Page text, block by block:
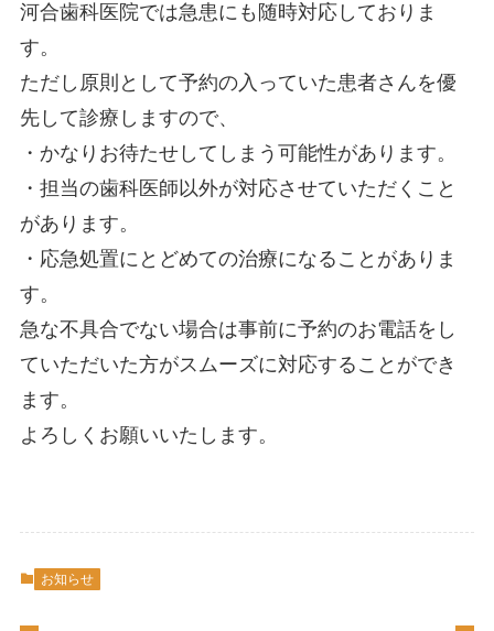
河合歯科医院では急患にも随時対応しておりま
す。
ただし原則として予約の入っていた患者さんを優
先して診療しますので、
・かなりお待たせしてしまう可能性があります。
・担当の歯科医師以外が対応させていただくこと
があります。
・応急処置にとどめての治療になることがありま
す。
急な不具合でない場合は事前に予約のお電話をし
ていただいた方がスムーズに対応することができ
ます。
よろしくお願いいたします。
お知らせ